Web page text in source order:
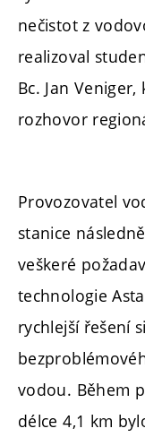
nečistot z
realizoval
Bc. Jan
rozhovor
Provozovatel
stanice
veškeré
technologie
rychlejší řešení
vodou. Během
délce 4,1 km